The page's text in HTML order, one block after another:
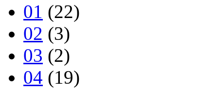
01 (22)
02 (3)
03 (2)
04 (19)